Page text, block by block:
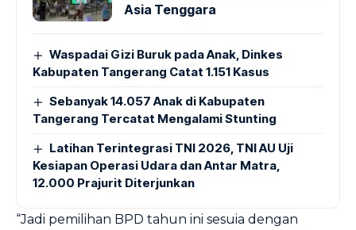
Asia Tenggara
Waspadai Gizi Buruk pada Anak, Dinkes
Kabupaten Tangerang Catat 1.151 Kasus
Sebanyak 14.057 Anak di Kabupaten
Tangerang Tercatat Mengalami Stunting
Latihan Terintegrasi TNI 2026, TNI AU Uji
Kesiapan Operasi Udara dan Antar Matra,
12.000 Prajurit Diterjunkan
“Jadi pemilihan BPD tahun ini sesuia dengan